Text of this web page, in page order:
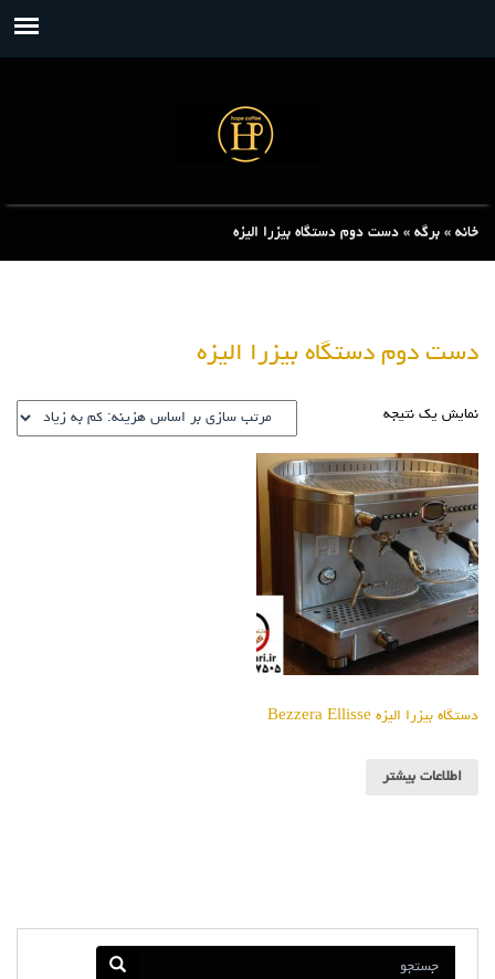
خانه » برگه » دست دوم دستگاه بیزرا الیزه
دست دوم دستگاه بیزرا الیزه
نمایش یک نتیجه
دستگاه بیزرا الیزه Bezzera Ellisse
اطلاعات بیشتر